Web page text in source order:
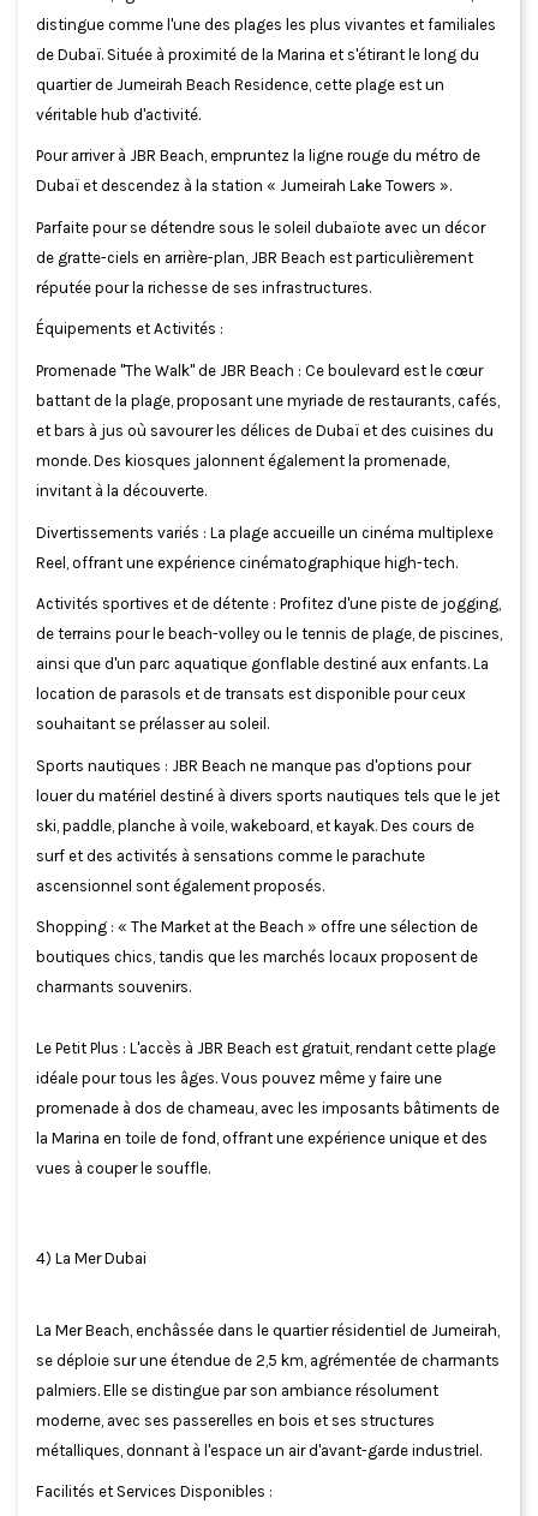
distingue comme l'une des plages les plus vivantes et familiales
de Dubaï. Située à proximité de la Marina et s'étirant le long du
quartier de Jumeirah Beach Residence, cette plage est un
véritable hub d'activité.
Pour arriver à JBR Beach, empruntez la ligne rouge du métro de
Dubaï et descendez à la station « Jumeirah Lake Towers ».
Parfaite pour se détendre sous le soleil dubaïote avec un décor
de gratte-ciels en arrière-plan, JBR Beach est particulièrement
réputée pour la richesse de ses infrastructures.
Équipements et Activités :
Promenade "The Walk" de JBR Beach : Ce boulevard est le cœur
battant de la plage, proposant une myriade de restaurants, cafés,
et bars à jus où savourer les délices de Dubaï et des cuisines du
monde. Des kiosques jalonnent également la promenade,
invitant à la découverte.
Divertissements variés : La plage accueille un cinéma multiplexe
Reel, offrant une expérience cinématographique high-tech.
Activités sportives et de détente : Profitez d'une piste de jogging,
de terrains pour le beach-volley ou le tennis de plage, de piscines,
ainsi que d'un parc aquatique gonflable destiné aux enfants. La
location de parasols et de transats est disponible pour ceux
souhaitant se prélasser au soleil.
Sports nautiques : JBR Beach ne manque pas d'options pour
louer du matériel destiné à divers sports nautiques tels que le jet
ski, paddle, planche à voile, wakeboard, et kayak. Des cours de
surf et des activités à sensations comme le parachute
ascensionnel sont également proposés.
Shopping : « The Market at the Beach » offre une sélection de
boutiques chics, tandis que les marchés locaux proposent de
charmants souvenirs.
Le Petit Plus : L'accès à JBR Beach est gratuit, rendant cette plage
idéale pour tous les âges. Vous pouvez même y faire une
promenade à dos de chameau, avec les imposants bâtiments de
la Marina en toile de fond, offrant une expérience unique et des
vues à couper le souffle.
4) La Mer Dubai
La Mer Beach, enchâssée dans le quartier résidentiel de Jumeirah,
se déploie sur une étendue de 2,5 km, agrémentée de charmants
palmiers. Elle se distingue par son ambiance résolument
moderne, avec ses passerelles en bois et ses structures
métalliques, donnant à l'espace un air d'avant-garde industriel.
Facilités et Services Disponibles :